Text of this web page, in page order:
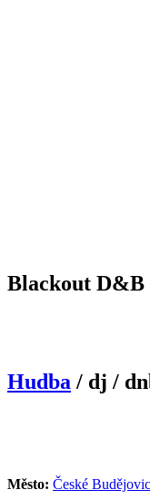
Blackout D&B
Hudba / dj /
Město: České